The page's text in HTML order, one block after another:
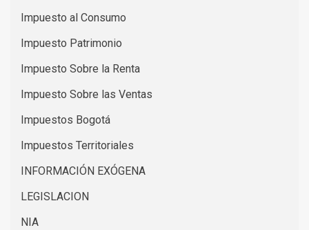
Impuesto al Consumo
Impuesto Patrimonio
Impuesto Sobre la Renta
Impuesto Sobre las Ventas
Impuestos Bogotá
Impuestos Territoriales
INFORMACIÓN EXÓGENA
LEGISLACION
NIA